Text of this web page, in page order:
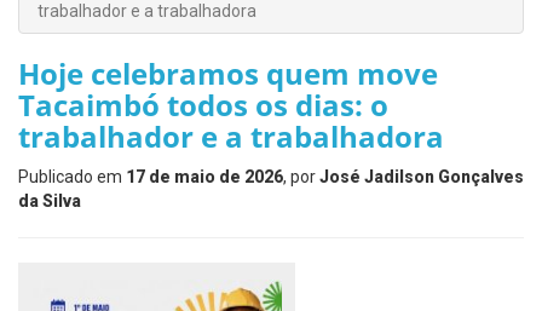
trabalhador e a trabalhadora
Hoje celebramos quem move
Tacaimbó todos os dias: o
trabalhador e a trabalhadora
Publicado em 17 de maio de 2026, porJosé Jadilson Gonçalves
da Silva